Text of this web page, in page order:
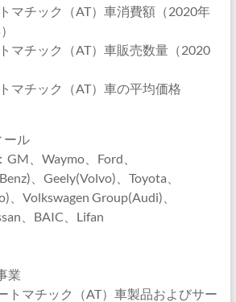
マチック（AT）車消費額（2020年
マチック（AT）車販売数量（2020
マチック（AT）車の平均価格
ール
、Waymo、Ford、
、Geely(Volvo)、Toyota、
、Volkswagen Group(Audi)、
、BAIC、Lifan
業
トマチック（AT）車製品およびサー